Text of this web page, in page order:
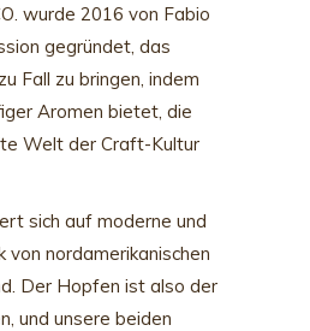
wurde 2016 von Fabio
gegründet, das
Fall zu bringen, indem
Aromen bietet, die
Welt der Craft-Kultur
sich auf moderne und
nordamerikanischen
Der Hopfen ist also der
und unsere beiden